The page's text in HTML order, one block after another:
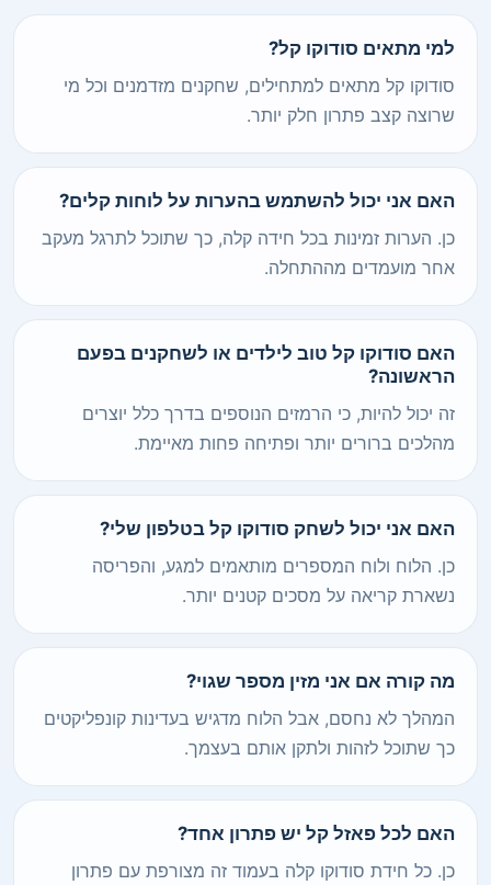
למי מתאים סודוקו קל?
סודוקו קל מתאים למתחילים, שחקנים מזדמנים וכל מי
שרוצה קצב פתרון חלק יותר.
האם אני יכול להשתמש בהערות על לוחות קלים?
כן. הערות זמינות בכל חידה קלה, כך שתוכל לתרגל מעקב
אחר מועמדים מההתחלה.
האם סודוקו קל טוב לילדים או לשחקנים בפעם
הראשונה?
זה יכול להיות, כי הרמזים הנוספים בדרך כלל יוצרים
מהלכים ברורים יותר ופתיחה פחות מאיימת.
האם אני יכול לשחק סודוקו קל בטלפון שלי?
כן. הלוח ולוח המספרים מותאמים למגע, והפריסה
נשארת קריאה על מסכים קטנים יותר.
מה קורה אם אני מזין מספר שגוי?
המהלך לא נחסם, אבל הלוח מדגיש בעדינות קונפליקטים
כך שתוכל לזהות ולתקן אותם בעצמך.
האם לכל פאזל קל יש פתרון אחד?
כן. כל חידת סודוקו קלה בעמוד זה מצורפת עם פתרון